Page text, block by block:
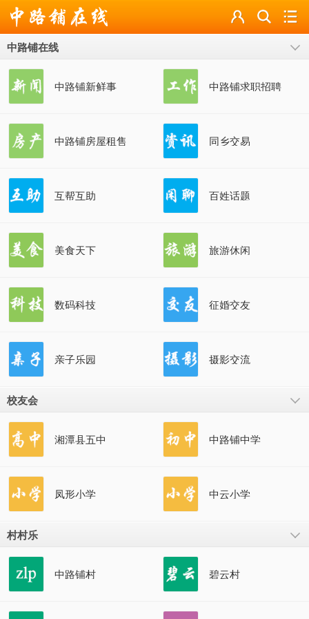
中路铺在线
中路铺新鲜事 中路铺求职招聘
中路铺房屋租售 同乡交易
互帮互助 百姓话题
美食天下 旅游休闲
数码科技 征婚交友
亲子乐园 摄影交流
校友会
湘潭县五中 中路铺中学
凤形小学 中云小学
村村乐
中路铺村 碧云村
标签